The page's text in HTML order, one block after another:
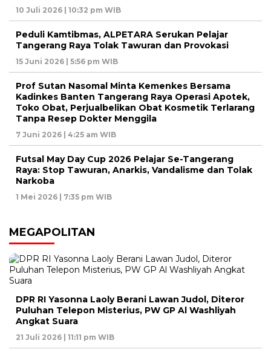
10 Juli 2026 | 10:32 pm WIB
Peduli Kamtibmas, ALPETARA Serukan Pelajar
Tangerang Raya Tolak Tawuran dan Provokasi
15 Juni 2026 | 5:56 pm WIB
Prof Sutan Nasomal Minta Kemenkes Bersama
Kadinkes Banten Tangerang Raya Operasi Apotek,
Toko Obat, Perjualbelikan Obat Kosmetik Terlarang
Tanpa Resep Dokter Menggila
7 Juni 2026 | 4:25 am WIB
Futsal May Day Cup 2026 Pelajar Se-Tangerang
Raya: Stop Tawuran, Anarkis, Vandalisme dan Tolak
Narkoba
1 Mei 2026 | 7:35 pm WIB
MEGAPOLITAN
DPR RI Yasonna Laoly Berani Lawan Judol, Diteror
Puluhan Telepon Misterius, PW GP Al Washliyah
Angkat Suara
21 Juli 2026 | 11:11 pm WIB